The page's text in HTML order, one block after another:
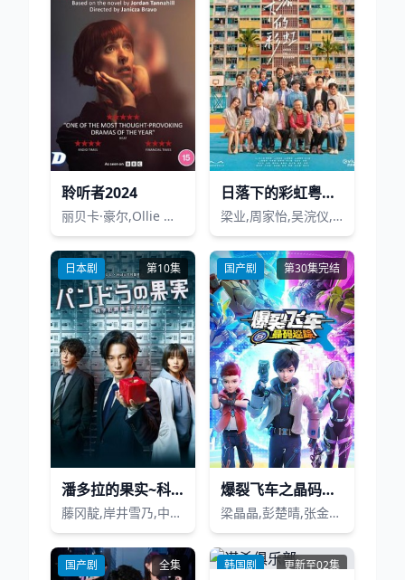
聆听者2024
丽贝卡·豪尔,Ollie West,普拉萨纳·瓦纳拉佳,米娅·塔里亚,Niamh McCann,盖尔·兰金,阿马尔·维克德,Lucy Sheen,Karen Henthorn,塞缪尔·爱德华-库克,弗兰克·艾殊文,Romy Kelleher,Akai Coleman,Lucy Chambers,Scottee,Shreya M. Patel,伊恩·默瑟,基努娜·斯塔梅尔,Delroy Brown,Anne Hornby
日落下的彩虹粤语版
梁业,周家怡,吴浣仪,栢天男,夏雨,唐诗咏,郭锋,潘灿良,黃奕晨,陈欣妍,许博文,邱士缙,葛绰瑶,许轶,何洛瑶,苏文涛
日本剧 第10集
潘多拉的果实~科学犯罪搜查档案~第一季
藤冈靛,岸井雪乃,中山裕介,佐藤隆太,石野真子,板尾创路,西村和彦,本仮屋唯佳,安藤政信,シャラ,ラジマ
国产剧 第30集完结
爆裂飞车之晶码迷踪
梁晶晶,彭楚晴,张金玲,衍予,汪一凡,陶有量,冯靖乔,刘依灵,谢琳,陈蓓蓓
国产剧 全集 韩国剧 更新至02集